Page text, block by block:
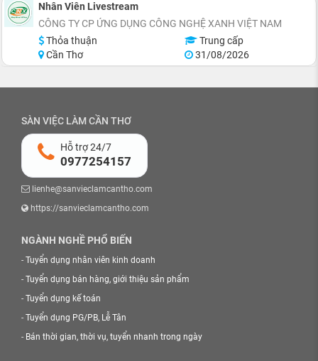
Nhân Viên Livestream
CÔNG TY CP ỨNG DỤNG CÔNG NGHỆ XANH VIỆT NAM
Thỏa thuận
Trung cấp
Cần Thơ
31/08/2026
SÀN VIỆC LÀM CẦN THƠ
Hỗ trợ 24/7
0977254157
lienhe@sanvieclamcantho.com
https://sanvieclamcantho.com
NGÀNH NGHỀ PHỔ BIẾN
- Tuyển dụng nhân viên kinh doanh
- Tuyển dụng bán hàng, giới thiệu sản phẩm
- Tuyển dụng kế toán
- Tuyển dụng PG/PB, Lễ Tân
- Bán thời gian, thời vụ, tuyển nhanh trong ngày